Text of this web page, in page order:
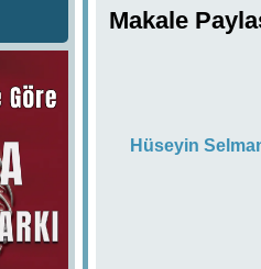
Makale
Hüseyin